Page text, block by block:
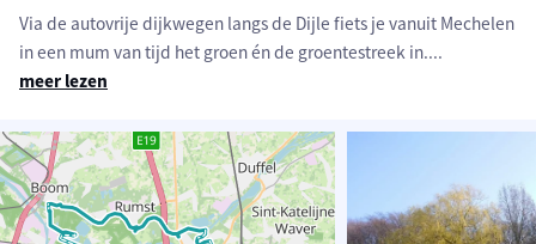
Via de autovrije dijkwegen langs de Dijle fiets je vanuit Mechelen
in een mum van tijd het groen én de groentestreek in....
meer lezen